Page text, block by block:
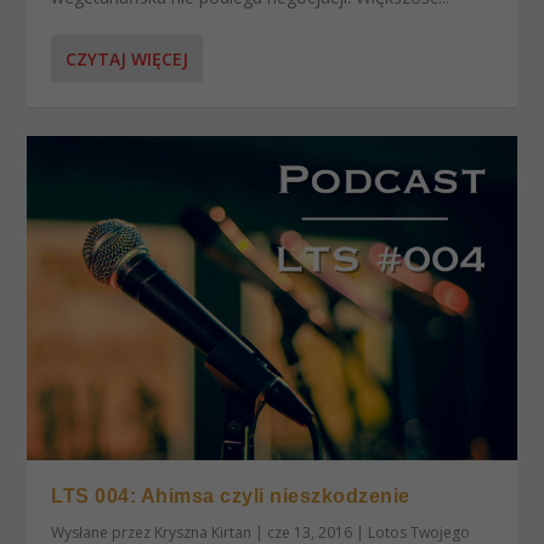
CZYTAJ WIĘCEJ
LTS 004: Ahimsa czyli nieszkodzenie
Wysłane przez Kryszna Kirtan | cze 13, 2016 | Lotos Twojego